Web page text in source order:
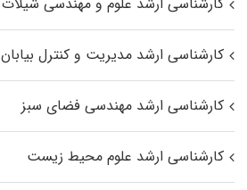
کارشناسی ارشد مدیریت و کنترل بیابان
کارشناسی ارشد مهندسی فضای سبز
کارشناسی ارشد علوم محیط‌ زیست